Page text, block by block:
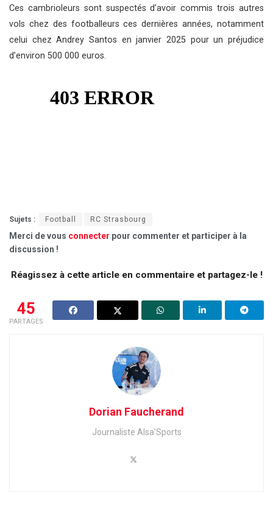
Ces cambrioleurs sont suspectés d’avoir commis trois autres
vols chez des footballeurs ces dernières années, notamment
celui chez Andrey Santos en janvier 2025 pour un préjudice
d’environ 500 000 euros.
Sujets : Football RC Strasbourg
Merci de vous connecter pour commenter et participer à la
discussion !
Réagissez à cette article en commentaire et partagez-le !
45
PARTAGES
Dorian Faucherand
Journaliste Alsa'Sports